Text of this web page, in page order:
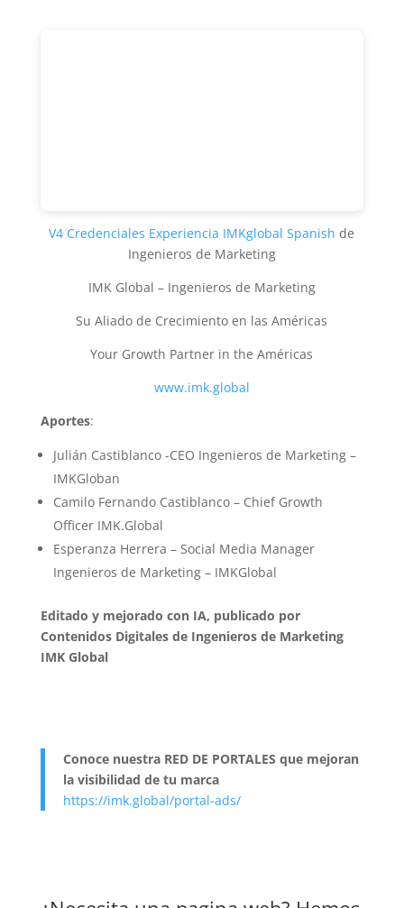
V4 Credenciales Experiencia IMKglobal Spanish de
Ingenieros de Marketing
IMK Global – Ingenieros de Marketing
Su Aliado de Crecimiento en las Américas
Your Growth Partner in the Américas
www.imk.global
Aportes:
Julián Castiblanco -CEO Ingenieros de Marketing –
IMKGloban
Camilo Fernando Castiblanco – Chief Growth
Officer IMK.Global
Esperanza Herrera – Social Media Manager
Ingenieros de Marketing – IMKGlobal
Editado y mejorado con IA, publicado por
Contenidos Digitales de Ingenieros de Marketing
IMK Global
Conoce nuestra RED DE PORTALES que mejoran
la visibilidad de tu marca
https://imk.global/portal-ads/